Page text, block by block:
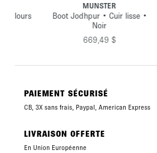
MUNSTER
Boot Jodhpur • Cuir lisse •
669,49 $
PAIEMENT SÉCURISÉ
CB, 3X sans frais, Paypal, American Express
LIVRAISON OFFERTE
En Union Européenne